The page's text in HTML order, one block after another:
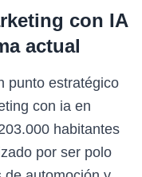
con IA
actual
punto estratégico
con ia en
habitantes
por ser polo